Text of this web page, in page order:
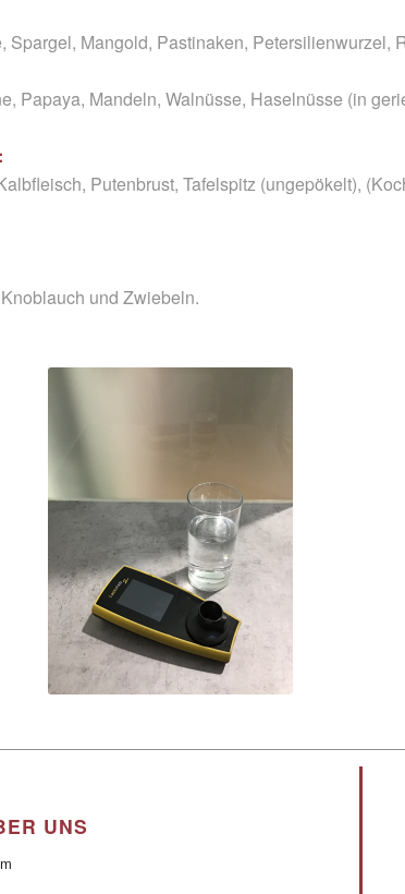
Mangold, Pastinaken, Petersilienwurzel,
Papaya, Mandeln, Walnüsse, Haselnüsse (in
Putenbrust, Tafelspitz (ungepökelt),
und Zwiebeln.
UNS